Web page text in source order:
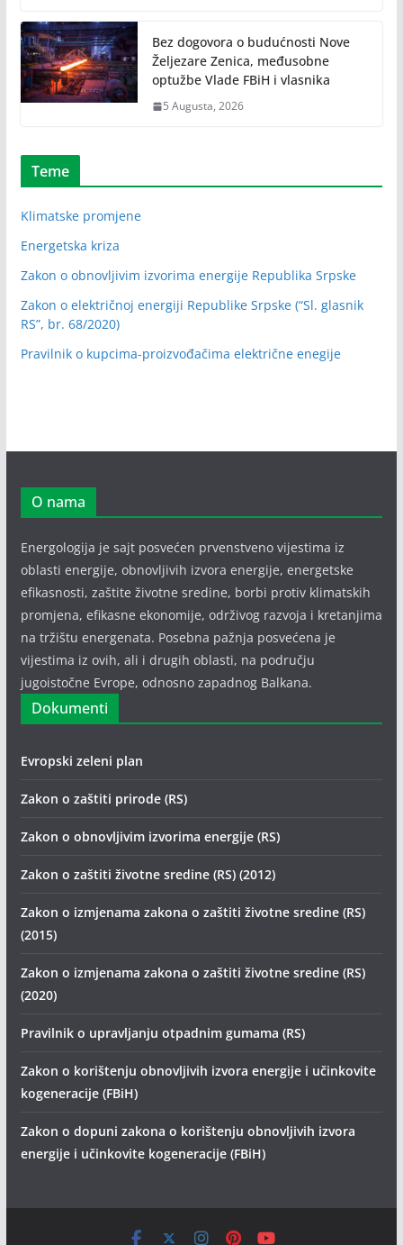
Bez dogovora o budućnosti Nove
Željezare Zenica, međusobne
optužbe Vlade FBiH i vlasnika
5 Augusta, 2026
Teme
Klimatske promjene
Energetska kriza
Zakon o obnovljivim izvorima energije Republika Srpske
Zakon o električnoj energiji Republike Srpske (“Sl. glasnik
RS”, br. 68/2020)
Pravilnik o kupcima-proizvođačima električne enegije
O nama
Energologija je sajt posvećen prvenstveno vijestima iz
oblasti energije, obnovljivih izvora energije, energetske
efikasnosti, zaštite životne sredine, borbi protiv klimatskih
promjena, efikasne ekonomije, održivog razvoja i kretanjima
na tržištu energenata. Posebna pažnja posvećena je
vijestima iz ovih, ali i drugih oblasti, na području
jugoistočne Evrope, odnosno zapadnog Balkana.
Dokumenti
Evropski zeleni plan
Zakon o zaštiti prirode (RS)
Zakon o obnovljivim izvorima energije (RS)
Zakon o zaštiti životne sredine (RS) (2012)
Zakon o izmjenama zakona o zaštiti životne sredine (RS)
(2015)
Zakon o izmjenama zakona o zaštiti životne sredine (RS)
(2020)
Pravilnik o upravljanju otpadnim gumama (RS)
Zakon o korištenju obnovljivih izvora energije i učinkovite
kogeneracije (FBiH)
Zakon o dopuni zakona o korištenju obnovljivih izvora
energije i učinkovite kogeneracije (FBiH)